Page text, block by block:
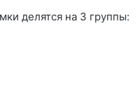
делятся на 3 группы: